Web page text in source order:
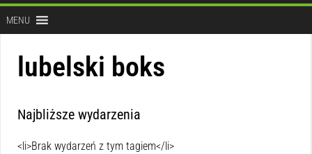
MENU
lubelski boks
Najbliższe wydarzenia
<li>Brak wydarzeń z tym tagiem</li>